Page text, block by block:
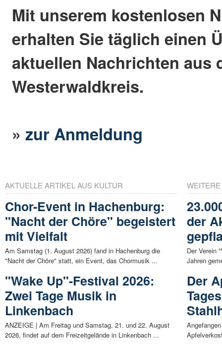
Mit unserem kostenlosen
erhalten Sie täglich einen
aktuellen Nachrichten aus
Westerwaldkreis.
»zur Anmeldung
AKTUELLE ARTIKEL AUS KULTUR
Chor-Event in Hachenburg:
"Nacht der Chöre" begeistert
mit Vielfalt
Am Samstag (1. August 2026) fand in Hachenburg die
"Nacht der Chöre" statt, ein Event, das Chormusik ...
"Wake Up"-Festival 2026:
Zwei Tage Musik in
Linkenbach
ANZEIGE | Am Freitag und Samstag, 21. und 22. August
2026, findet auf dem Freizeitgelände in Linkenbach ...
der
Der Verein
Jahren
Der